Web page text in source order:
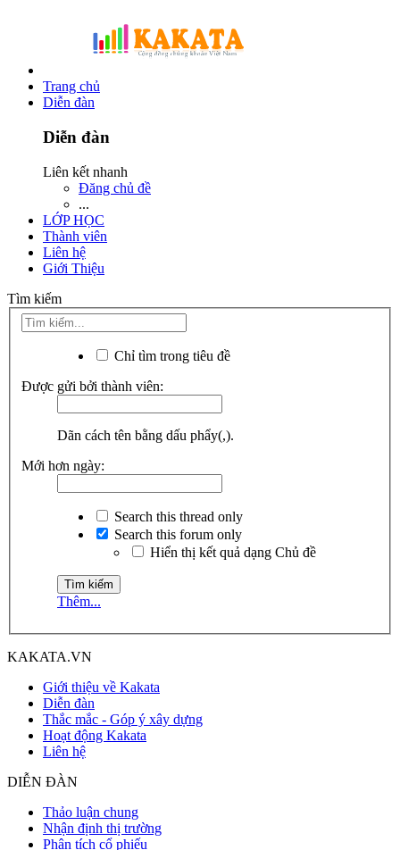
Trang chủ
Diễn đàn
Diễn đàn
Liên kết nhanh
Đăng chủ đề
...
LỚP HỌC
Thành viên
Liên hệ
Giới Thiệu
Tìm kiếm
Chỉ tìm trong tiêu đề
Được gửi bởi thành viên:
Dãn cách tên bằng dấu phẩy(,).
Mới hơn ngày:
Search this thread only
Search this forum only
Hiển thị kết quả dạng Chủ đề
Thêm...
KAKATA.VN
Giới thiệu về Kakata
Diễn đàn
Thắc mắc - Góp ý xây dựng
Hoạt động Kakata
Liên hệ
DIỄN ĐÀN
Thảo luận chung
Nhận định thị trường
Phân tích cổ phiếu